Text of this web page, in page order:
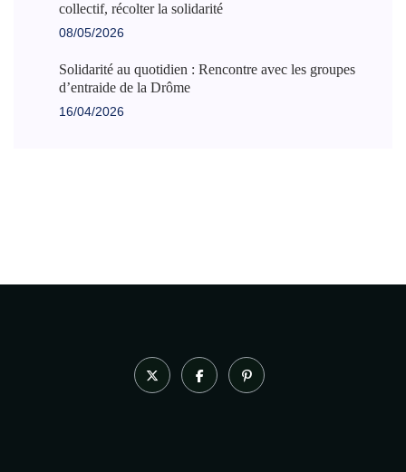
collectif, récolter la solidarité
08/05/2026
Solidarité au quotidien : Rencontre avec les groupes
d’entraide de la Drôme
16/04/2026